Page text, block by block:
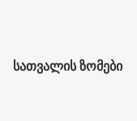
ᲡᲐᲗᲕᲐᲚᲘᲡ ᲖᲝᲛᲔᲑᲘ